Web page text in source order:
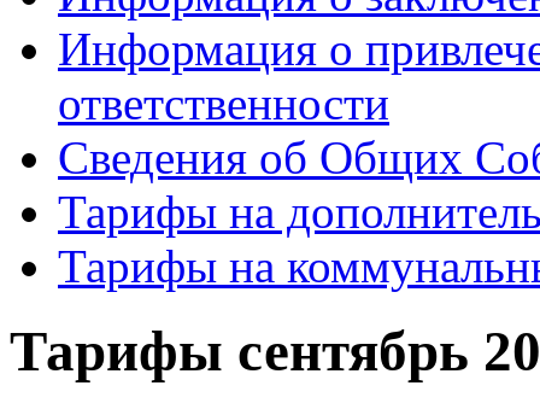
Информация о
ответственности
Сведения об Общих
Тарифы на
Тарифы на
Тарифы сентябрь